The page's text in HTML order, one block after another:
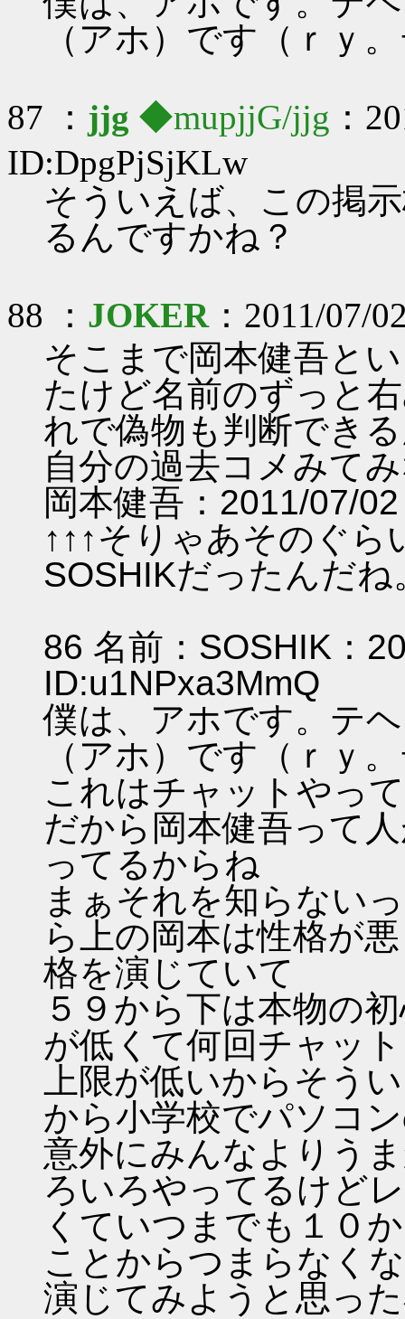
（アホ）です（ｒｙ
87 ： jjg ◆mupjjG/jjg ：
ID:DpgPjSjKLw
そういえば、この掲
るんですかね？
88 ： JOKER：2011/07/
そこまで岡本健吾と
たけど名前のずっと
れで偽物も判断でき
自分の過去コメみて
岡本健吾：2011/07/
↑↑↑そりゃあそのぐ
SOSHIKだった
86 名前：SOSHIK：
僕は、アホです。テ
（アホ）です（ｒｙ
これはチャットやっ
だから岡本健吾って
ってるからね
まぁそれを知らない
ら上の岡本は性格が
格を演じていて
５９から下は本物の
が低くて何回チャッ
上限が低いからそう
から小学校でパソコ
意外にみんなよりう
ろいろやってるけど
くていつまでも１０
ことからつまらなく
演じてみようと思っ